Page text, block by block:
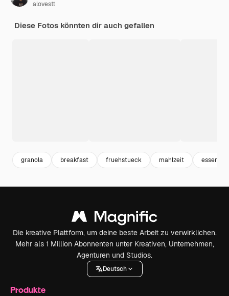
alovestt
Diese Fotos könnten dir auch gefallen
granola breakfast fruehstueck mahlzeit essen
Die kreative Plattform, um deine beste Arbeit zu verwirklichen.
Mehr als 1 Million Abonnenten unter Kreativen, Unternehmen,
Agenturen und Studios.
Deutsch
Produkte